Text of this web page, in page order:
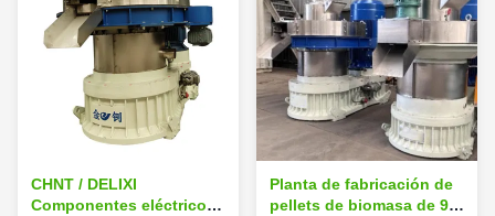
CHNT / DELIXI
Componentes eléctricos
Planta de fabricación de
pellets de biomasa de 90